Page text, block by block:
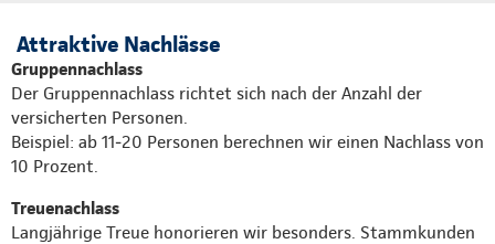
Attraktive Nachlässe
Gruppennachlass
Der Gruppennachlass richtet sich nach der Anzahl der
versicherten Personen.
Beispiel: ab 11‐20 Personen berechnen wir einen Nachlass von
10 Prozent.
Treuenachlass
Langjährige Treue honorieren wir besonders. Stammkunden